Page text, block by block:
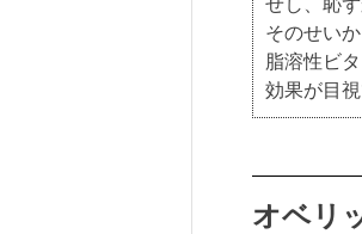
せし、恥
そのせい
脂溶性ビ
効果が目
オベリ